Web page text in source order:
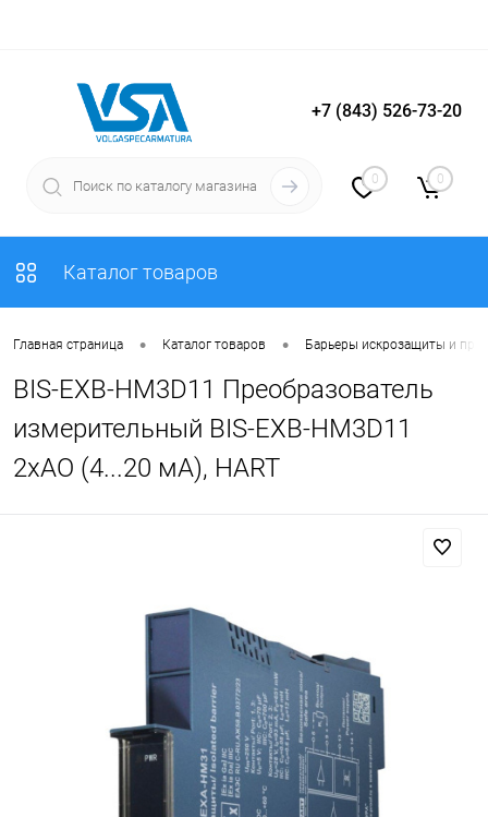
Вход Регистрация
+7 (843) 526-73-20
0 0
Каталог товаров
Главная страница • Каталог товаров • Барьеры искрозащиты и
BIS-EXB-HM3D11 Преобразователь
измерительный BIS-EXB-HM3D11
2хAO (4...20 мА), HART